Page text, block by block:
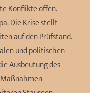
Konflikte offen.
Die Krise stellt
auf den Prüfstand.
und politischen
Ausbeutung des